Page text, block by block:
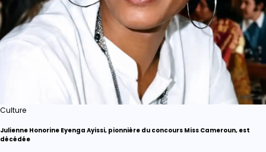
Culture
Julienne Honorine Eyenga Ayissi, pionnière du concours Miss Cameroun, est
décédée